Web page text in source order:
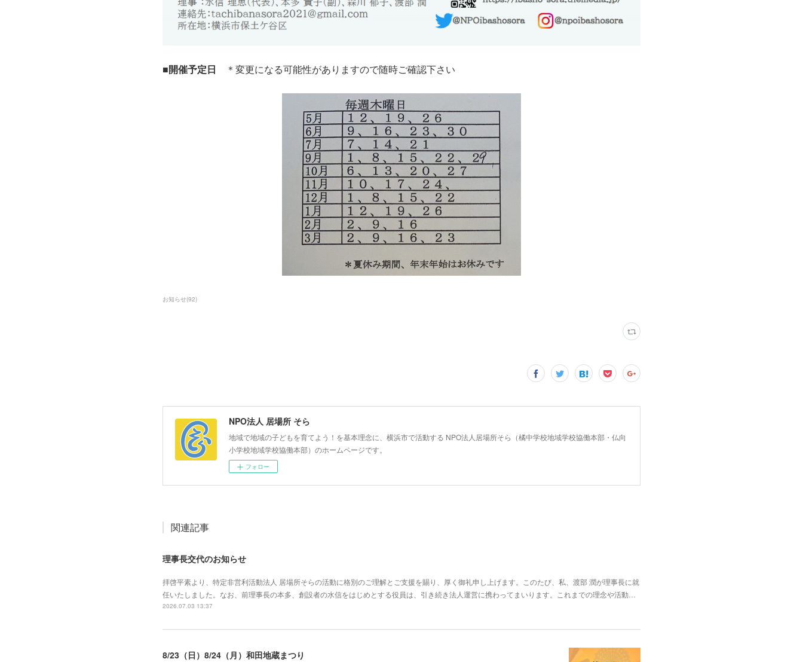
■開催予定日 ＊変更になる可能性がありますので随時ご確認下さい
お知らせ(92)
NPO法人 居場所 そら
地域で地域の子どもを育てよう！を基本理念に、横浜市で活動する NPO法人居場所そら（橘中学校地域学校協働本部・仏向
小学校地域学校協働本部）のホームページです。
フォロー
関連記事
理事長交代のお知らせ
拝啓平素より、特定非営利活動法人 居場所そらの活動に格別のご理解とご支援を賜り、厚く御礼申し上げます。このたび、私、渡部 潤が理事長に就
任いたしました。なお、前理事長の本多、創設者の水信をはじめとする役員は、引き続き法人運営に携わってまいります。これまでの理念や活動…
2026.07.03 13:37
8/23（日）8/24（月）和田地蔵まつり